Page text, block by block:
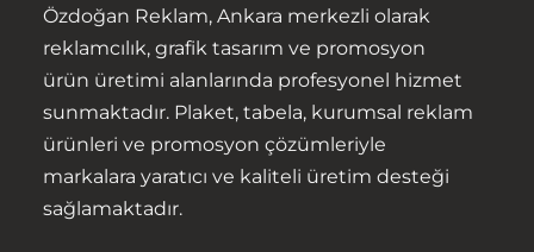
Özdoğan Reklam, Ankara merkezli olarak
reklamcılık, grafik tasarım ve promosyon
ürün üretimi alanlarında profesyonel hizmet
sunmaktadır. Plaket, tabela, kurumsal reklam
ürünleri ve promosyon çözümleriyle
markalara yaratıcı ve kaliteli üretim desteği
sağlamaktadır.